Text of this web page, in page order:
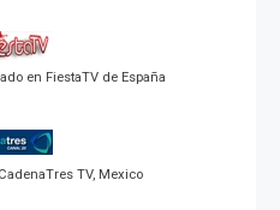
en FiestaTV de España
TV, Mexico